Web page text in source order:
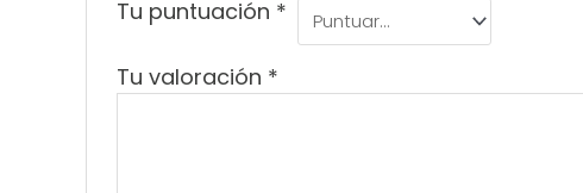
Tu puntuación *
Tu valoración *